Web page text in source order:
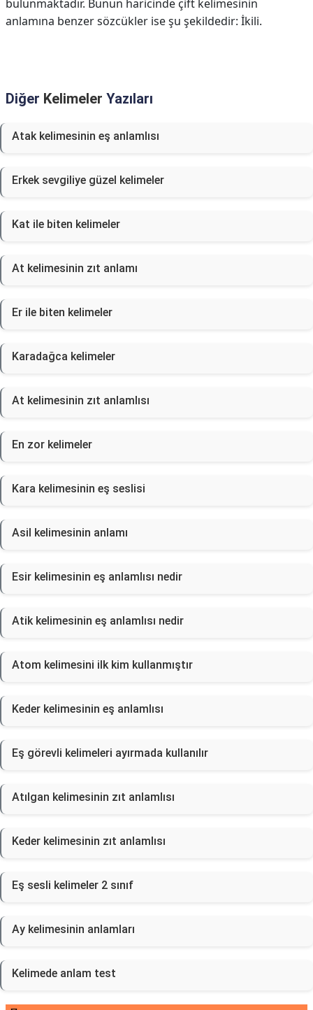
bulunmaktadır. Bunun haricinde çift kelimesinin
anlamına benzer sözcükler ise şu şekildedir: İkili.
Diğer Kelimeler Yazıları
Atak kelimesinin eş anlamlısı
Erkek sevgiliye güzel kelimeler
Kat ile biten kelimeler
At kelimesinin zıt anlamı
Er ile biten kelimeler
Karadağca kelimeler
At kelimesinin zıt anlamlısı
En zor kelimeler
Kara kelimesinin eş seslisi
Asil kelimesinin anlamı
Esir kelimesinin eş anlamlısı nedir
Atik kelimesinin eş anlamlısı nedir
Atom kelimesini ilk kim kullanmıştır
Keder kelimesinin eş anlamlısı
Eş görevli kelimeleri ayırmada kullanılır
Atılgan kelimesinin zıt anlamlısı
Keder kelimesinin zıt anlamlısı
Eş sesli kelimeler 2 sınıf
Ay kelimesinin anlamları
Kelimede anlam test